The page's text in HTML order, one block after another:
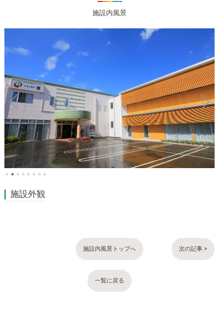
施設内風景
施設外観
施設内風景トップへ 次の記事 >
一覧に戻る